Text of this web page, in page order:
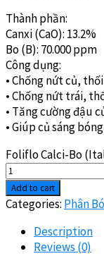
Thành phần:
Canxi (CaO): 13.2%
Bo (B): 70.000 ppm
Công dụng:
• Chống nứt củ,
• Chống nứt trái,
• Tăng cường đậu
• Giúp củ sáng bóng
Foliflo Calci-Bo
Add to cart
Categories: Phân
Description
Reviews (0)